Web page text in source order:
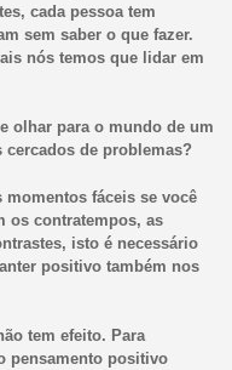
cada pessoa tem
sem saber o que fazer.
nós temos que lidar em
olhar para o mundo de um
de problemas?
momentos fáceis se você
os contratempos, as
isto é necessário
positivo também nos
tem efeito. Para
pensamento positivo